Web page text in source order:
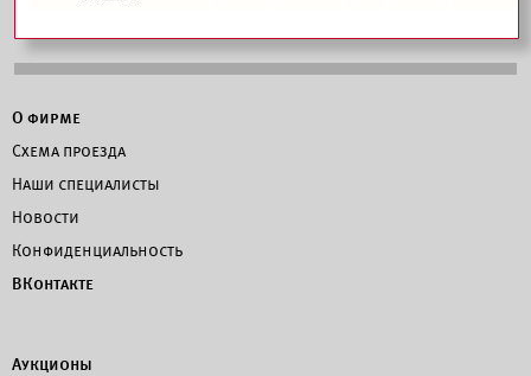
О фирме
Схема проезда
Наши специалисты
Новости
Конфиденциальность
ВКонтакте
Аукционы